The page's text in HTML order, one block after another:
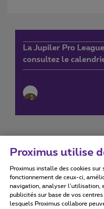
La Jupiler Pro
consultez le
Conditions d'utilisation
Proximus utilise
Proximus installe des cookies
fonctionnement de ceux-ci,
navigation, analyser l’utilisation,
publicités sur base de vos
lesquels Proximus collabore